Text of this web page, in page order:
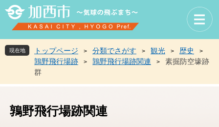
先
頭
を
飛
現在地 トップページ > 分類でさがす > 観光 > 歴史 >
鶉野飛行場跡 > 鶉野飛行場跡関連 >
素掘防空壕跡
群
鶉野飛行場跡関連